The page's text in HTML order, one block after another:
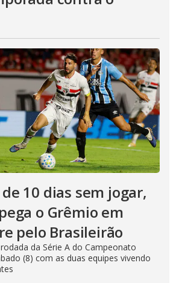
10 dias sem jogar,
o Grêmio em
pelo Brasileirão
da Série A do Campeonato
(8) com as duas equipes vivendo